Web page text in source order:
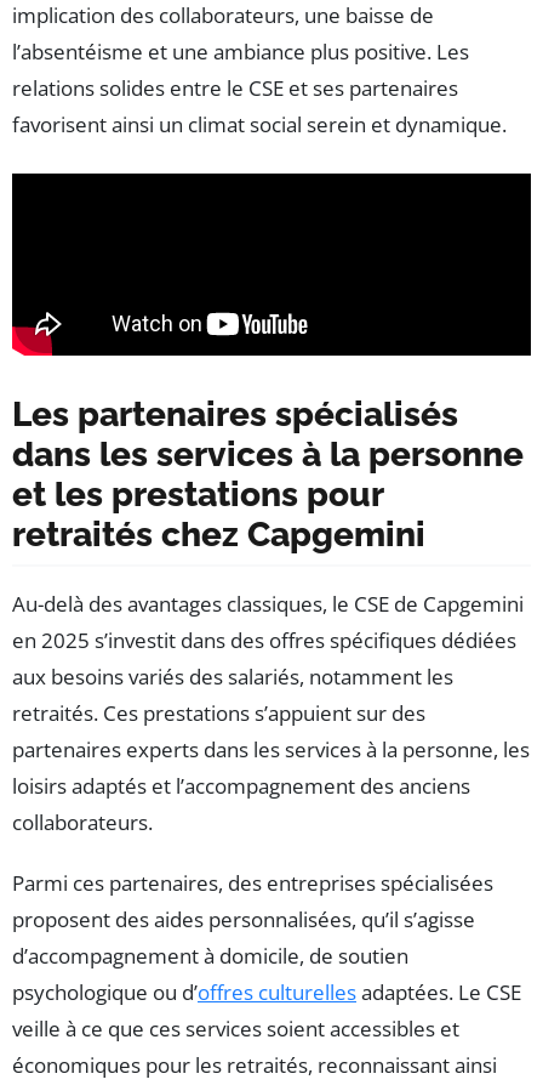
implication des collaborateurs, une baisse de
l’absentéisme et une ambiance plus positive. Les
relations solides entre le CSE et ses partenaires
favorisent ainsi un climat social serein et dynamique.
Les partenaires spécialisés
dans les services à la personne
et les prestations pour
retraités chez Capgemini
Au-delà des avantages classiques, le CSE de Capgemini
en 2025 s’investit dans des offres spécifiques dédiées
aux besoins variés des salariés, notamment les
retraités. Ces prestations s’appuient sur des
partenaires experts dans les services à la personne, les
loisirs adaptés et l’accompagnement des anciens
collaborateurs.
Parmi ces partenaires, des entreprises spécialisées
proposent des aides personnalisées, qu’il s’agisse
d’accompagnement à domicile, de soutien
psychologique ou d’offres culturellesadaptées. Le CSE
veille à ce que ces services soient accessibles et
économiques pour les retraités, reconnaissant ainsi